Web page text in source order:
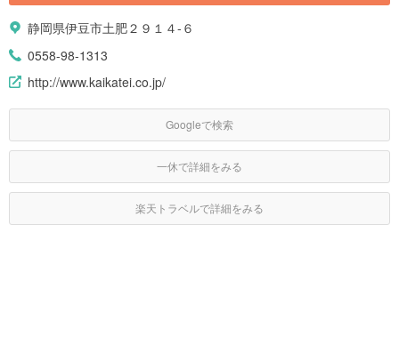
静岡県伊豆市土肥２９１４-６
0558-98-1313
http://www.kaikatei.co.jp/
Googleで検索
一休で詳細をみる
楽天トラベルで詳細をみる